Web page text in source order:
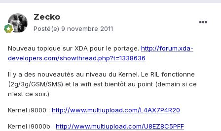
Zecko
Posté(e) 9 novembre 2011
Nouveau topique sur XDA pour le portage. http://forum.xda-
developers.com/showthread.php?t=1338636
Il y a des nouveautés au niveau du Kernel. Le RIL fonctionne
(2g/3g/GSM/SMS) et la wifi est bientôt au point (demain si ce
n'est ce soir.)
Kernel i9000 : http://www.multiupload.com/L4AX7P4R20
Kernel i9000b : http://www.multiupload.com/U8EZ8C5PFF